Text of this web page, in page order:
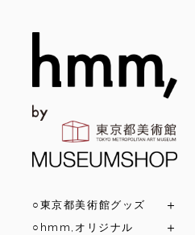
○東京都美術館グッズ
○hmm,オリジナル